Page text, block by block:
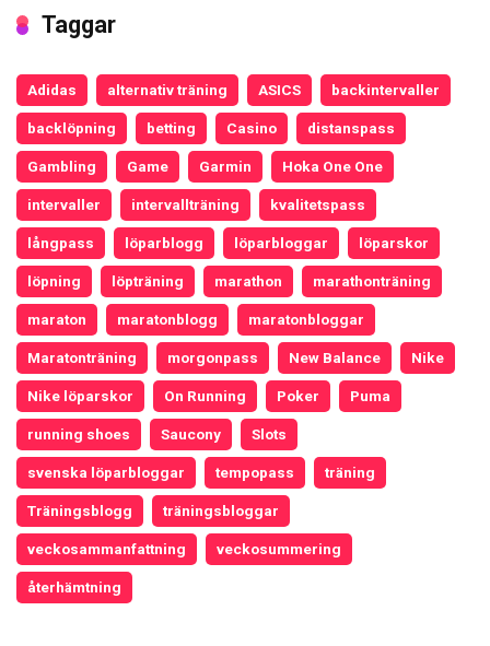
Taggar
Adidas alternativ träning ASICS backintervaller
backlöpning betting Casino distanspass
Gambling Game Garmin Hoka One One
intervaller intervallträning kvalitetspass
långpass löparblogg löparbloggar löparskor
löpning löpträning marathon marathonträning
maraton maratonblogg maratonbloggar
Maratonträning morgonpass New Balance Nike
Nike löparskor On Running Poker Puma
running shoes Saucony Slots
svenska löparbloggar tempopass träning
Träningsblogg träningsbloggar
veckosammanfattning veckosummering
återhämtning